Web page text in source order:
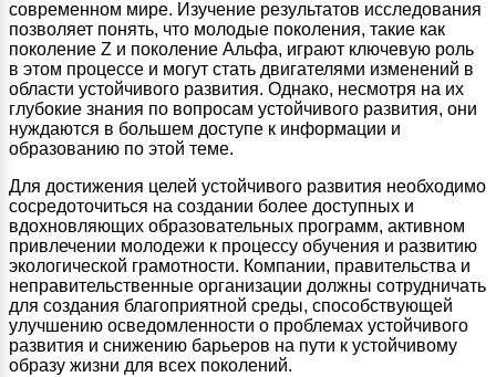
современном мире. Изучение результатов исследования
позволяет понять, что молодые поколения, такие как
поколение Z и поколение Альфа, играют ключевую роль
в этом процессе и могут стать двигателями изменений в
области устойчивого развития. Однако, несмотря на их
глубокие знания по вопросам устойчивого развития, они
нуждаются в большем доступе к информации и
образованию по этой теме.
Для достижения целей устойчивого развития необходимо
сосредоточиться на создании более доступных и
вдохновляющих образовательных программ, активном
привлечении молодежи к процессу обучения и развитию
экологической грамотности. Компании, правительства и
неправительственные организации должны сотрудничать
для создания благоприятной среды, способствующей
улучшению осведомленности о проблемах устойчивого
развития и снижению барьеров на пути к устойчивому
образу жизни для всех поколений.